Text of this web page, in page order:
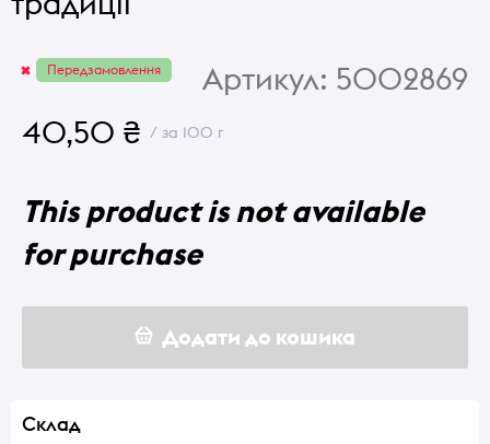
Передзамовлення Артикул: 5002869
40,50 ₴ / за 100 г
This product is not available
for purchase
Додати до кошика
Склад